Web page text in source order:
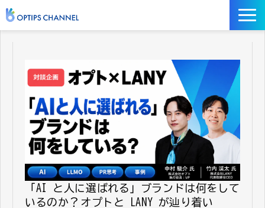
イベント
サービス／ツール
「AI と人に選ばれる」ブランドは何をして
いるのか？──オプトと LANY が辿り着い